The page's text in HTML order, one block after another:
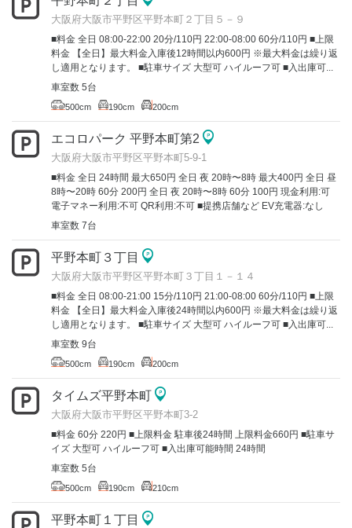
大阪府大阪市平野区平野本町２丁目５－９
■料金 全日 08:00-22:00 20分/110円 22:00-08:00 60分/110円 ■上限
料金 【全日】最大料金入庫後12時間以内600円 ※最大料金は繰り返
し適用となります。 ■駐車サイズ 大型可 ハイルーフ可 ■入出庫可...
車室数 5台
500cm 190cm 200cm
エコロパーク 平野本町第2
大阪府大阪市平野区平野本町5-9-1
■料金 全日 24時間 最大650円 全日 夜 20時〜8時 最大400円 全日 昼
8時〜20時 60分 200円 全日 夜 20時〜8時 60分 100円 現金利用:可
電子マネー利用:不可 QR利用:不可 ■提携店舗など EV充電器:なし
車室数 7台
平野本町３丁目
大阪府大阪市平野区平野本町３丁目１－１４
■料金 全日 08:00-21:00 15分/110円 21:00-08:00 60分/110円 ■上限
料金 【全日】最大料金入庫後24時間以内600円 ※最大料金は繰り返
し適用となります。 ■駐車サイズ 大型可 ハイルーフ可 ■入出庫可...
車室数 9台
500cm 190cm 200cm
タイムズ平野本町
大阪府大阪市平野区平野本町3-2
■料金 60分 220円 ■上限料金 駐車後24時間 上限料金660円 ■駐車サ
イズ 大型可 ハイルーフ可 ■入出庫可能時間 24時間
車室数 5台
500cm 190cm 210cm
平野本町１丁目